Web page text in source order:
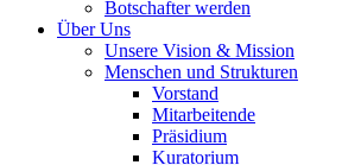
Botschafter werden
Über Uns
Unsere Vision & Mission
Menschen und Strukturen
Vorstand
Mitarbeitende
Präsidium
Kuratorium